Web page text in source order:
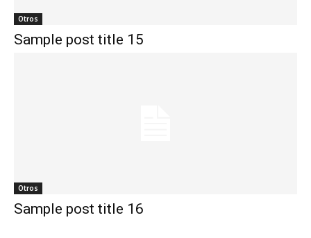
Otros
Sample post title 15
Otros
Sample post title 16